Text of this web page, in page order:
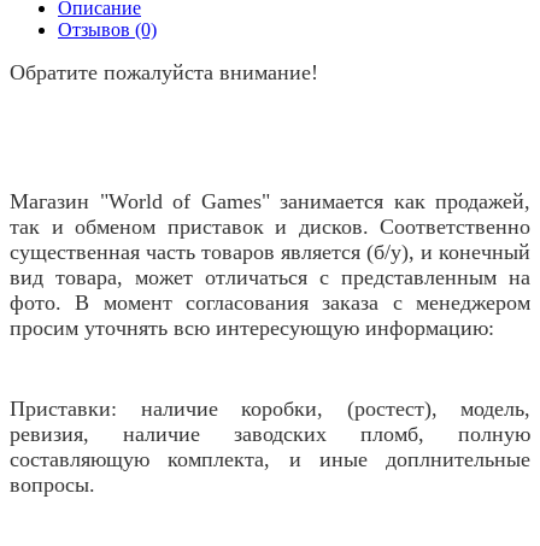
Описание
Отзывов (0)
Обратите пожалуйста внимание!
Магазин "World of Games" занимается как продажей,
так и обменом приставок и дисков. Соответственно
существенная часть товаров является (б/у), и конечный
вид товара, может отличаться с представленным на
фото. В момент согласования заказа с менеджером
просим уточнять всю интересующую информацию:
Приставки: наличие коробки, (ростест), модель,
ревизия, наличие заводских пломб, полную
составляющую комплекта, и иные доплнительные
вопросы.